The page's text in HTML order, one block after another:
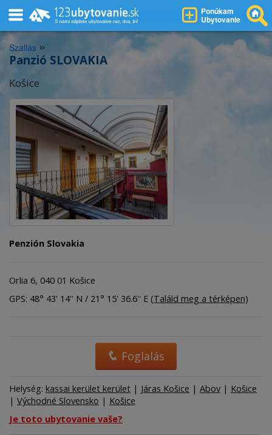
Ponúkam
Ubytovanie
Szallás »
Panzió SLOVAKIA
Košice
Penzión Slovakia
Orlia 6, 040 01 Košice
GPS: 48° 43' 14'' N / 21° 15' 36.6'' E (Találd meg a térképen)
Foglalás
Helység: kassai kerület kerület | Járas Košice | Abov | Košice
| Východné Slovensko | Košice
Je toto ubytovanie vaše?